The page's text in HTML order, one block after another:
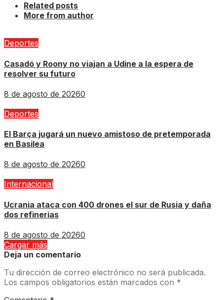
Related posts
More from author
Deportes
Casadó y Roony no viajan a Udine a la espera de
resolver su futuro
8 de agosto de 20260
Deportes
El Barça jugará un nuevo amistoso de pretemporada
en Basilea
8 de agosto de 20260
Internacional
Ucrania ataca con 400 drones el sur de Rusia y daña
dos refinerías
8 de agosto de 20260
Cargar más
Deja un comentario
Tu dirección de correo electrónico no será publicada.
Los campos obligatorios están marcados con *